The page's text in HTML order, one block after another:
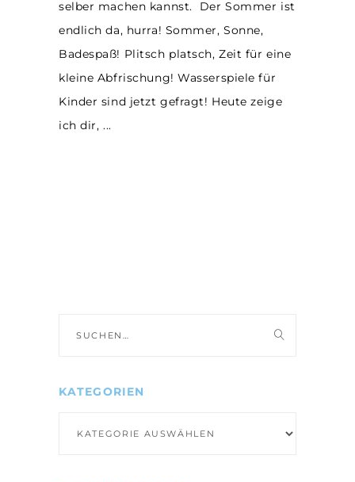
selber machen kannst. Der Sommer ist
endlich da, hurra! Sommer, Sonne,
Badespaß! Plitsch platsch, Zeit für eine
kleine Abfrischung! Wasserspiele für
Kinder sind jetzt gefragt! Heute zeige
ich dir,
nach:
KATEGORIEN